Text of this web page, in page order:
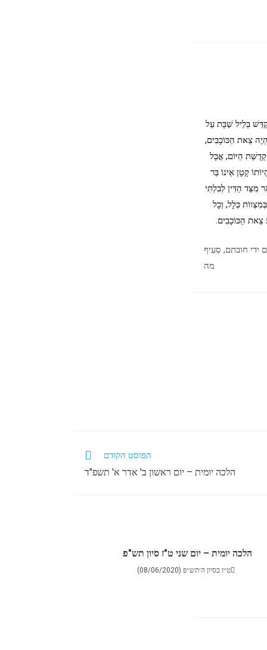
בְּלֵיל שַׁבָּת עַל
צֵאת הַכּוֹכָבִים,
קְדֻשַּׁת הַיּוֹם, אֲבָל
קָטָן אֵינוֹ בַּר
מִצַּד הַדִּין לְבִלְתִּי
כְּלָל, וְכָל
צֵאת הַכּוֹכָבִים.
ידי חובתם, סְעִיף
מה
הפוסט הקודם
הלכה יומית – יום ראשון ב' אדר א' תשפ"ד
הלכה יומית – יום שני ט"ז סיון תש"פ
ט״ז בסיון ה׳תש״פ (08/06/2020)